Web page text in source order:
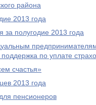
района
2013 года
за полугодие 2013 года
по уплате
счастья»
2013 года
пенсионеров